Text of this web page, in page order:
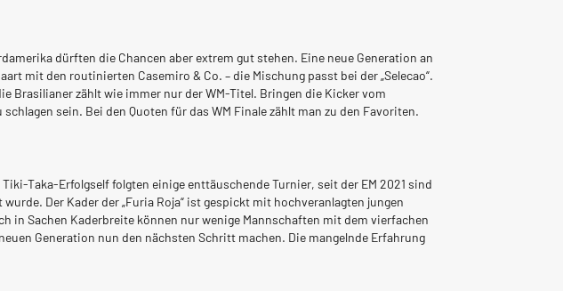
dürften die Chancen aber extrem gut stehen. Eine neue Generation an
mit den routinierten Casemiro & Co. – die Mischung passt bei der „Selecao“.
Brasilianer zählt wie immer nur der WM-Titel. Bringen die Kicker vom
sein. Bei den Quoten für das WM Finale zählt man zu den Favoriten.
Taka-Erfolgself folgten einige enttäuschende Turnier, seit der EM 2021 sind
Der Kader der „Furia Roja“ ist gespickt mit hochveranlagten jungen
in Sachen Kaderbreite können nur wenige Mannschaften mit dem vierfachen
Generation nun den nächsten Schritt machen. Die mangelnde Erfahrung